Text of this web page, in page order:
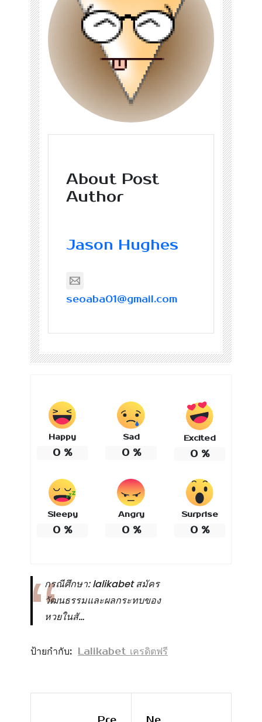
About Post
Author
Jason Hughes
seoaba01@gmail.com
Happy
0 %
Sad
0%
Excited
0%
Sleepy
0 %
Angry
0%
Surprise
0%
กรณีศึกษา: lalikabet สมัคร
วัฒนธรรมและผลกระทบของ
หวยในสั…
ป้ายกำกับ: Lalikabet เครดิตฟรี